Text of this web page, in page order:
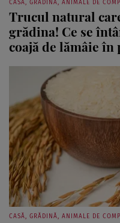
Trucul natural
grădina! Ce se
coajă de lămâie în